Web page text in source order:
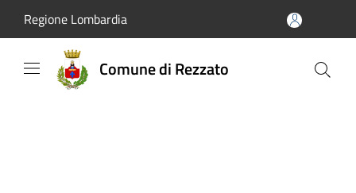
Regione Lombardia
Comune di Rezzato